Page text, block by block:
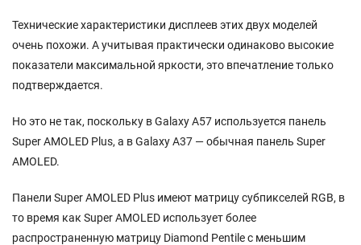
Технические характеристики дисплеев этих двух моделей
очень похожи. А учитывая практически одинаково высокие
показатели максимальной яркости, это впечатление только
подтверждается.
Но это не так, поскольку в Galaxy A57 используется панель
Super AMOLED Plus, а в Galaxy A37 — обычная панель Super
AMOLED.
Панели Super AMOLED Plus имеют матрицу субпикселей RGB, в
то время как Super AMOLED использует более
распространенную матрицу Diamond Pentile с меньшим